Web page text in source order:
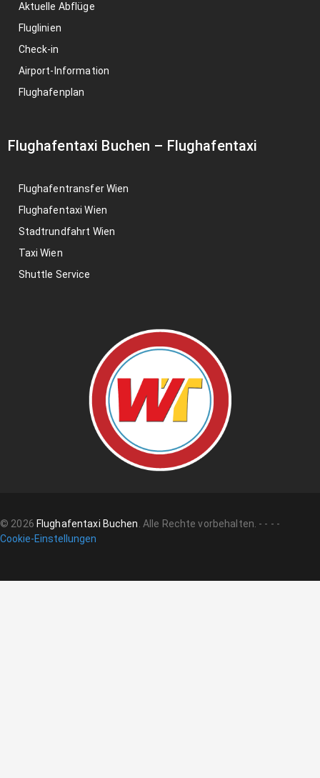
Aktuelle Abflüge
Fluglinien
Check-in
Airport-Information
Flughafenplan
Flughafentaxi Buchen – Flughafentaxi
Flughafentransfer Wien
Flughafentaxi Wien
Stadtrundfahrt Wien
Taxi Wien
Shuttle Service
© 2026 Flughafentaxi Buchen. Alle Rechte vorbehalten. - - - -
Cookie-Einstellungen